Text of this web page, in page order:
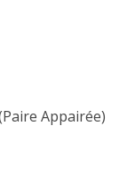
Appairée)